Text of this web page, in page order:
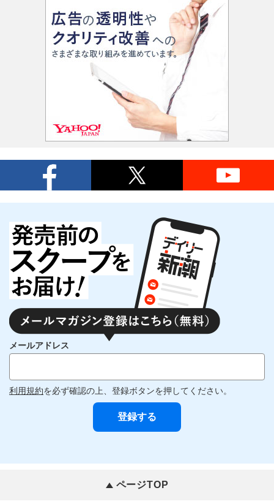
メールアドレス
利用規約を必ず確認の上、登録ボタンを押してください。
ページTOP